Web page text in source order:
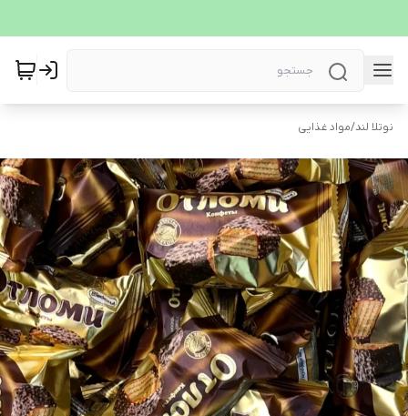
نوتلا لند/مواد غذایی